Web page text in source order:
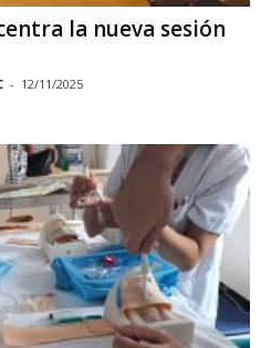
la nueva sesión
- 12/11/2025